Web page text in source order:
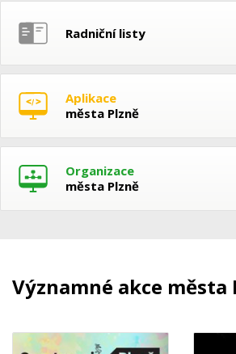
Radniční listy
Aplikace
města Plzně
Organizace
města Plzně
Významné akce města